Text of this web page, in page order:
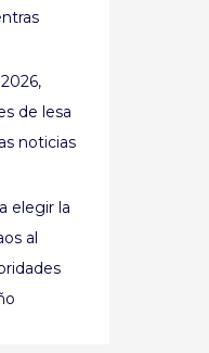
de lesa
noticias
elegir la
al